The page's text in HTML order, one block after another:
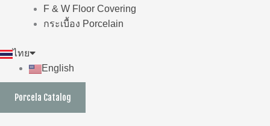
F & W Floor Covering
กระเบื้อง Porcelain
ไทย
English
Porcela Catalog